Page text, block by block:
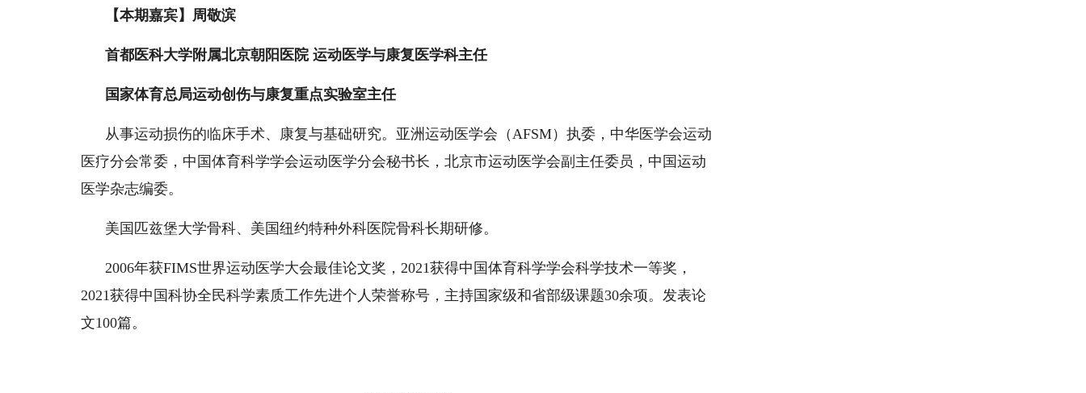
【本期嘉宾】周敬滨
首都医科大学附属北京朝阳医院 运动医学与康复医学科主任
国家体育总局运动创伤与康复重点实验室主任
从事运动损伤的临床手术、康复与基础研究。亚洲运动医学会（AFSM）执委，中华医学会运动
医疗分会常委，中国体育科学学会运动医学分会秘书长，北京市运动医学会副主任委员，中国运动
医学杂志编委。
美国匹兹堡大学骨科、美国纽约特种外科医院骨科长期研修。
2006年获FIMS世界运动医学大会最佳论文奖，2021获得中国体育科学学会科学技术一等奖，
2021获得中国科协全民科学素质工作先进个人荣誉称号，主持国家级和省部级课题30余项。发表论
文100篇。